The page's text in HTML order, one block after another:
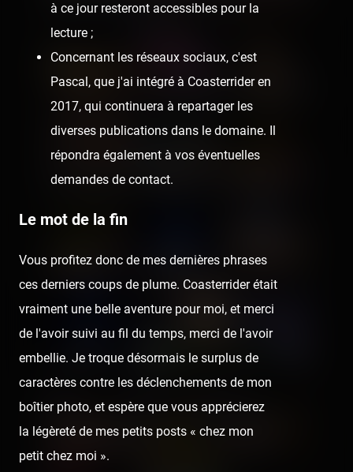
à ce jour resteront accessibles pour la
lecture ;
Concernant les réseaux sociaux, c'est
Pascal, que j'ai intégré à Coasterrider en
2017, qui continuera à repartager les
diverses publications dans le domaine. Il
répondra également à vos éventuelles
demandes de contact.
Le mot de la fin
Vous profitez donc de mes dernières phrases
ces derniers coups de plume. Coasterrider était
vraiment une belle aventure pour moi, et merci
de l'avoir suivi au fil du temps, merci de l'avoir
embellie. Je troque désormais le surplus de
caractères contre les déclenchements de mon
boîtier photo, et espère que vous apprécierez
la légèreté de mes petits posts « chez mon
petit chez moi ».